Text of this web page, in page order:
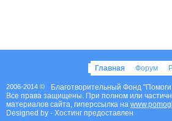
Главная Форум
2006-2014 ©
Благотворительный Фонд
Все права защищены. При полном или
материалов сайта, гиперссылка на
Designed by - Хостинг предоставлен